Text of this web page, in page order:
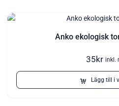
Anko ekologisk
35kr inkl.
Lägg till i